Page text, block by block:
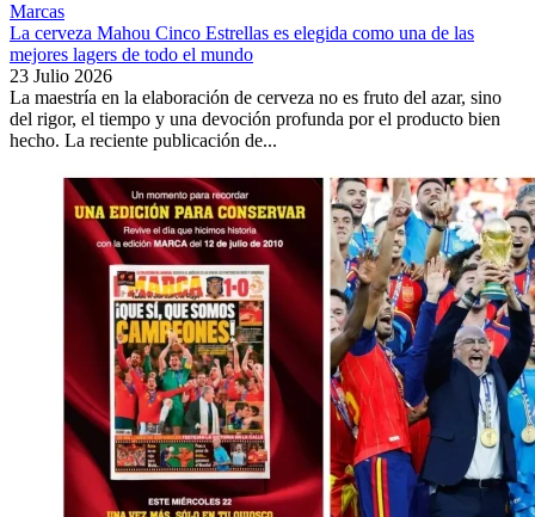
Marcas
La cerveza Mahou Cinco Estrellas es elegida como una de las
mejores lagers de todo el mundo
23 Julio 2026
La maestría en la elaboración de cerveza no es fruto del azar, sino
del rigor, el tiempo y una devoción profunda por el producto bien
hecho. La reciente publicación de...